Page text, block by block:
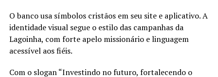
O banco usa símbolos cristãos em seu site e aplicativo. A
identidade visual segue o estilo das campanhas da
Lagoinha, com forte apelo missionário e linguagem
acessível aos fiéis.
Com o slogan “Investindo no futuro, fortalecendo o